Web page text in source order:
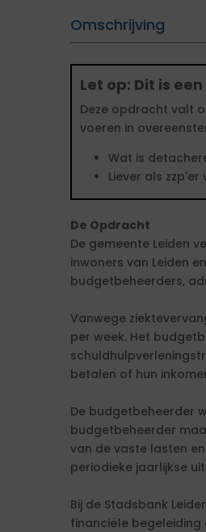
Omschrijving
Let op: Dit is
Deze opdracht valt
voeren in
Wat is
Liever als zzp'er
De Opdracht
De gemeente Leiden
inwoners van Leiden
budgetbeheerders,
Vanwege
per week. Het
betalen of hun
De budgetbeheerder
budgetbeheerder
van de vaste lasten
periodieke jaarlijkse
Bij de Stadsbank
financiële